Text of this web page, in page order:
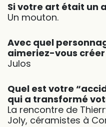
Si votre art était un
Un mouton.
Avec quel
aimeriez-vous
Julos
Quel est votre
qui a transformé
La rencontre de
Joly, céramistes à